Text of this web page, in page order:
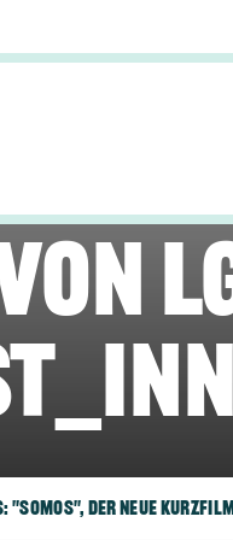
"Somos", Der Neue